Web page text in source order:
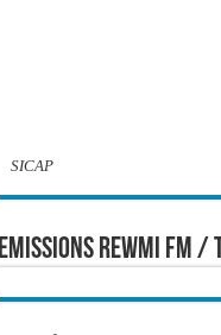
SICAP
EMISSIONS REWMI FM /